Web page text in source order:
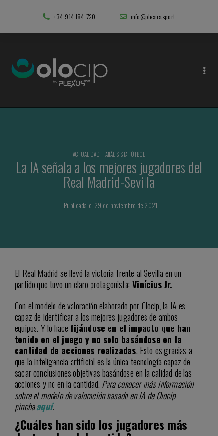
+34 914 184 720 info@plexus.sport
ACTUALIDAD ANÁLISIS IA FÚTBOL
La IA señala a los mejores jugadores del
Real Madrid-Sevilla
Publicada el 29 de noviembre de 2021
El Real Madrid se llevó la victoria frente al Sevilla en un
partido que tuvo un claro protagonista: Vinícius Jr.
Con el modelo de valoración elaborado por Olocip, la IA es
capaz de identificar a los mejores jugadores de ambos
equipos. Y lo hace fijándose en el impacto que han
tenido en el juego y no solo basándose en la
cantidad de acciones realizadas. Esto es gracias a
que la inteligencia artificial es la única tecnología capaz de
sacar conclusiones objetivas basándose en la calidad de las
acciones y no en la cantidad. Para conocer más información
sobre el modelo de valoración basado en IA de Olocip
pinchaaquí.
¿Cuáles han sido los jugadores más